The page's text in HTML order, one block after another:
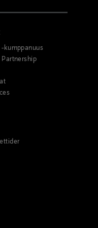
kumppanuus
Partnership